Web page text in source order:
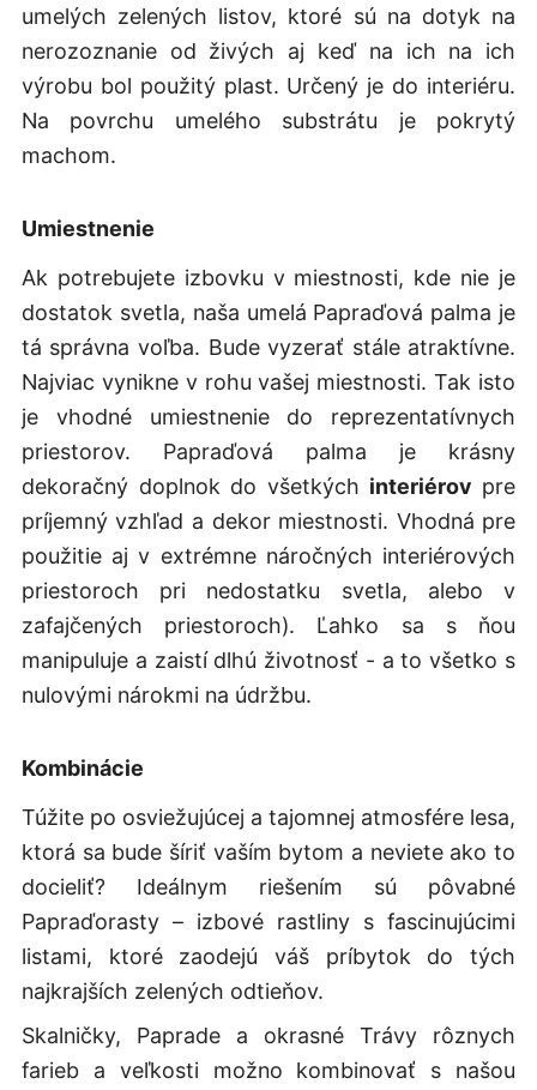
umelých zelených listov, ktoré sú na dotyk na
nerozoznanie od živých aj keď na ich na ich
výrobu bol použitý plast. Určený je do interiéru.
Na povrchu umelého substrátu je pokrytý
machom.
Umiestnenie
Ak potrebujete izbovku v miestnosti, kde nie je
dostatok svetla, naša umelá Papraďová palma je
tá správna voľba. Bude vyzerať stále atraktívne.
Najviac vynikne v rohu vašej miestnosti. Tak isto
je vhodné umiestnenie do reprezentatívnych
priestorov. Papraďová palma je krásny
dekoračný doplnok do všetkých interiérov pre
príjemný vzhľad a dekor miestnosti. Vhodná pre
použitie aj v extrémne náročných interiérových
priestoroch pri nedostatku svetla, alebo v
zafajčených priestoroch). Ľahko sa s ňou
manipuluje a zaistí dlhú životnosť - a to všetko s
nulovými nárokmi na údržbu.
Kombinácie
Túžite po osviežujúcej a tajomnej atmosfére lesa,
ktorá sa bude šíriť vaším bytom a neviete ako to
docieliť? Ideálnym riešením sú pôvabné
Papraďorasty – izbové rastliny s fascinujúcimi
listami, ktoré zaodejú váš príbytok do tých
najkrajších zelených odtieňov.
Skalničky, Paprade a okrasné Trávy rôznych
farieb a veľkosti možno kombinovať s našou